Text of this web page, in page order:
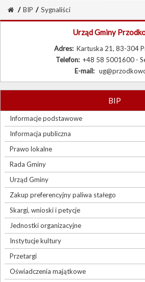
/ BIP / Sygnaliści
Urząd Gminy
Adres: Kartuska 21, 83-304
Telefon: +48 58 5001600 -
E-mail:
BIP
Informacje podstawowe
Informacja publiczna
Prawo lokalne
Rada Gminy
Urząd Gminy
Zakup preferencyjny paliwa stałego
Skargi, wnioski i petycje
Jednostki organizacyjne
Instytucje kultury
Przetargi
Oświadczenia majątkowe